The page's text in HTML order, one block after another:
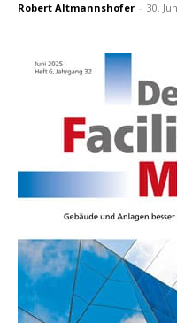
Robert Altmannshofer - 30.